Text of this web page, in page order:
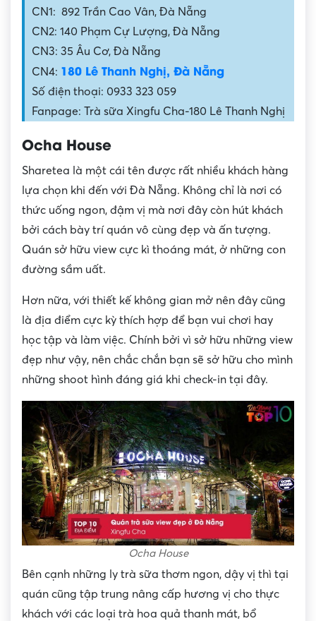
CN1: 892 Trần Cao Vân, Đà Nẵng
CN2: 140 Phạm Cự Lượng, Đà Nẵng
CN3: 35 Âu Cơ, Đà Nẵng
CN4: 180 Lê Thanh Nghị, Đà Nẵng
Số điện thoại: 0933 323 059
Fanpage: Trà sữa Xingfu Cha-180 Lê Thanh Nghị
Ocha House
Sharetea là một cái tên được rất nhiều khách hàng
lựa chọn khi đến với Đà Nẵng. Không chỉ là nơi có
thức uống ngon, đậm vị mà nơi đây còn hút khách
bởi cách bày trí quán vô cùng đẹp và ấn tượng.
Quán sở hữu view cực kì thoáng mát, ở những con
đường sầm uất.
Hơn nữa, với thiết kế không gian mở nên đây cũng
là địa điểm cực kỳ thích hợp để bạn vui chơi hay
học tập và làm việc. Chính bởi vì sở hữu những view
đẹp như vậy, nên chắc chắn bạn sẽ sở hữu cho mình
những shoot hình đáng giá khi check-in tại đây.
Ocha House
Bên cạnh những ly trà sữa thơm ngon, dậy vị thì tại
quán cũng tập trung nâng cấp hương vị cho thực
khách với các loại trà hoa quả thanh mát, bổ